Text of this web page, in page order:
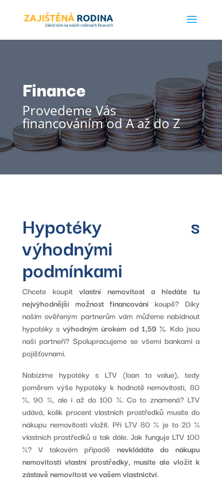
Finance
Provedeme Vás
financováním od A až do Z
Hypotéky s
výhodnými
podmínkami
Chcete koupit vlastní nemovitost a hledáte tu
nejvýhodnější možnost financování koupě? Díky
našim ověřeným partnerům vám můžeme nabídnout
hypotéky s výhodným úrokem od 1,59 %. Kdo jsou
naši partneři? Spolupracujeme se všemi bankami a
pojišťovnami.
Nabízíme hypotéky s LTV (loan to value), tedy
poměrem výše hypotéky k hodnotě nemovitosti, 80
%, 90 %, ale i až do 100 %. Co to znamená? LTV
udává, kolik procent vlastních prostředků musíte do
nákupu nemovitosti vložit. Při LTV 80 % je to 20 %
vlastních prostředků a tak dále. Jak funguje LTV 100
%? V takovém případě nevkládáte do nákupu
nemovitosti vlastní prostředky, musíte ale vložit k
zástavě nemovitost ve vašem vlastnictví.